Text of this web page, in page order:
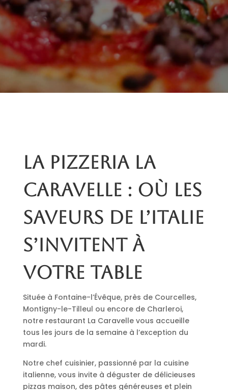
La pizzeria La
Caravelle : où les
saveurs de l’Italie
s’invitent à
votre table
Située à Fontaine-l’Évêque, près de Courcelles,
Montigny-le-Tilleul ou encore de Charleroi,
notre restaurant La Caravelle vous accueille
tous les jours de la semaine à l’exception du
mardi.
Notre chef cuisinier, passionné par la cuisine
italienne, vous invite à déguster de délicieuses
pizzas maison, des pâtes généreuses et plein